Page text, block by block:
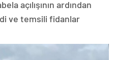
açılışının ardından
ve temsili fidanlar